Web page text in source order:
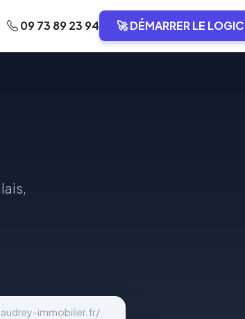
09 73 89 23 94 🚀 DÉMARRER LE
immobilier.fr/